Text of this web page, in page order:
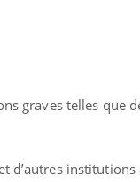
graves telles que
d’autres institutions